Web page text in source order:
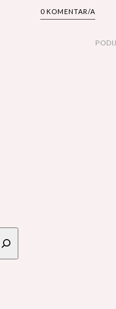
0 KOMENTAR/A